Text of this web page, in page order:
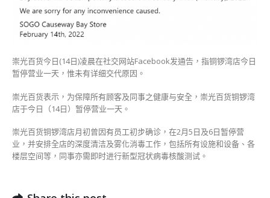
业〉
崇光百货今日(14日)凌晨在社交网站Facebook发通告，指铜锣湾店今日
暂停营业一天，惟未有详细交代原因。
崇光百货表示，为保障所有顾客及同事之健康与安全，崇光百货铜锣湾
店于今日（14日）暂停营业一天。
崇光百货铜锣湾店月初曾因有员工初步确诊，在2月5日及6日暂停营
业，并安排全店的深度清洁及雾化消毒工作，包括所有设施和设备、各
楼层空间等，同事亦需即时进行新型冠状病毒核酸测试。